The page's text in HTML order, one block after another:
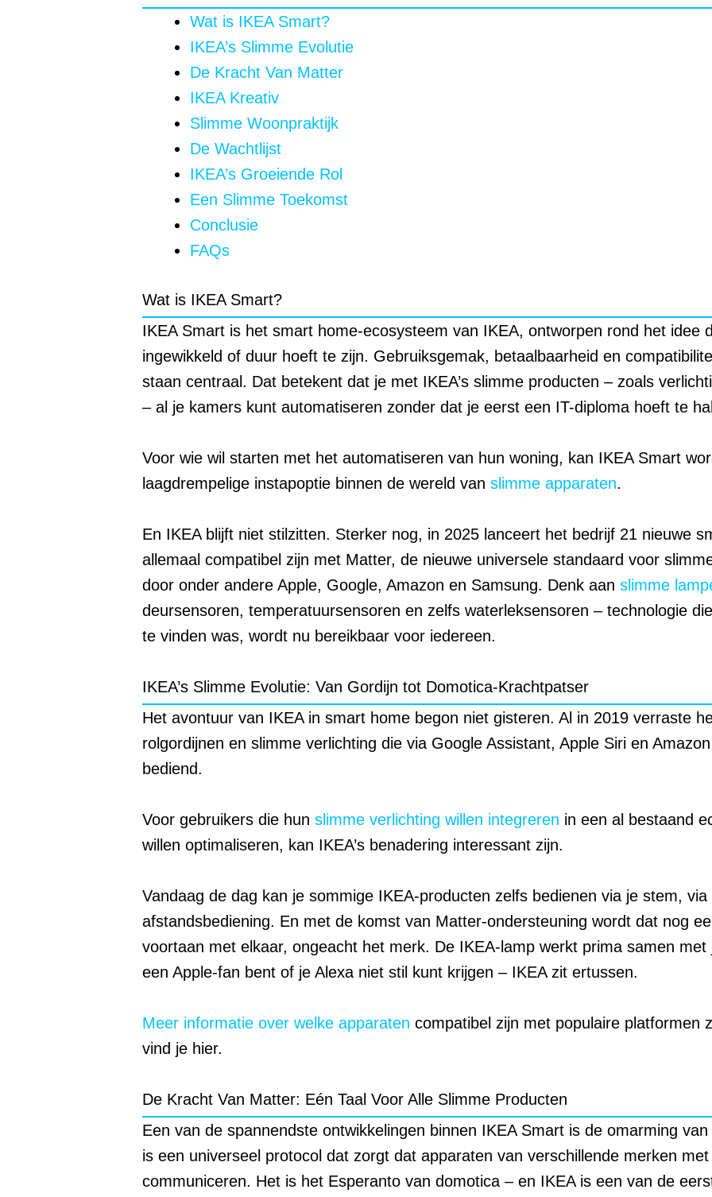
Wat is IKEA Smart?
IKEA’s Slimme Evolutie
De Kracht Van Matter
IKEA Kreativ
Slimme Woonpraktijk
De Wachtlijst
IKEA’s Groeiende Rol
Een Slimme Toekomst
Conclusie
FAQs
Wat is IKEA Smart?
IKEA Smart is het smart home-ecosysteem van IKEA, ontworpen rond het idee
ingewikkeld of duur hoeft te zijn. Gebruiksgemak, betaalbaarheid en
staan centraal. Dat betekent dat je met IKEA’s slimme producten – zoals
– al je kamers kunt automatiseren zonder dat je eerst een IT-diploma hoeft te
Voor wie wil starten met het automatiseren van hun woning, kan IKEA Smart
laagdrempelige instapoptie binnen de wereld van slimme apparaten.
En IKEA blijft niet stilzitten. Sterker nog, in 2025 lanceert het bedrijf 21 nieuwe
allemaal compatibel zijn met Matter, de nieuwe universele standaard voor
door onder andere Apple, Google, Amazon en Samsung. Denk aan slimme
deursensoren, temperatuursensoren en zelfs waterleksensoren – technologie
te vinden was, wordt nu bereikbaar voor iedereen.
IKEA’s Slimme Evolutie: Van Gordijn tot Domotica-Krachtpatser
Het avontuur van IKEA in smart home begon niet gisteren. Al in 2019 verraste
rolgordijnen en slimme verlichting die via Google Assistant, Apple Siri en
bediend.
Voor gebruikers die hun slimme verlichting willen integreren in een al bestaand
willen optimaliseren, kan IKEA’s benadering interessant zijn.
Vandaag de dag kan je sommige IKEA-producten zelfs bedienen via je stem,
afstandsbediening. En met de komst van Matter-ondersteuning wordt dat nog
voortaan met elkaar, ongeacht het merk. De IKEA-lamp werkt prima samen
een Apple-fan bent of je Alexa niet stil kunt krijgen – IKEA zit ertussen.
Meer informatie over welke apparaten compatibel zijn met populaire platformen
vind je hier.
De Kracht Van Matter: Eén Taal Voor Alle Slimme Producten
Een van de spannendste ontwikkelingen binnen IKEA Smart is de omarming
is een universeel protocol dat zorgt dat apparaten van verschillende merken
communiceren. Het is het Esperanto van domotica – en IKEA is een van de